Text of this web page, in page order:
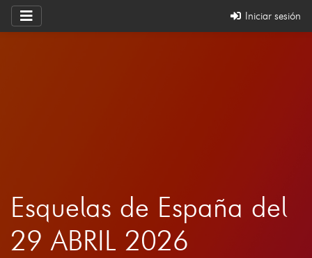
Iniciar sesión
Esquelas de España del
29 ABRIL 2026